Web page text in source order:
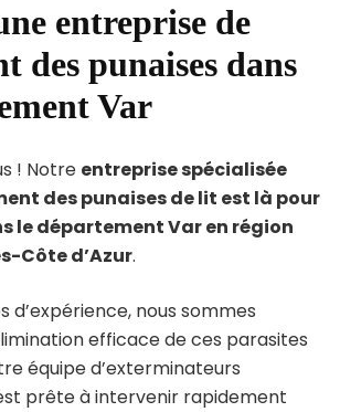
entreprise de
des punaises dans
Var
! Notre entreprise spécialisée
des punaises de lit est là pour
le département Var en région
Côte d’Azur.
d’expérience, nous sommes
efficace de ces parasites
équipe d’exterminateurs
prête à intervenir rapidement